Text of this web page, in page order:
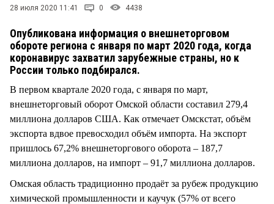
28 июля 2020 11:41 0 4438
Опубликована информация о внешнеторговом
обороте региона с января по март 2020 года, когда
коронавирус захватил зарубежные страны, но к
России только подбирался.
В первом квартале 2020 года, с января по март,
внешнеторговый оборот Омской области составил 279,4
миллиона долларов США. Как отмечает Омскстат, объём
экспорта вдвое превосходил объём импорта. На экспорт
пришлось 67,2% внешнеторгового оборота – 187,7
миллиона долларов, на импорт – 91,7 миллиона долларов.
Омская область традиционно продаёт за рубеж продукцию
химической промышленности и каучук (57% от всего